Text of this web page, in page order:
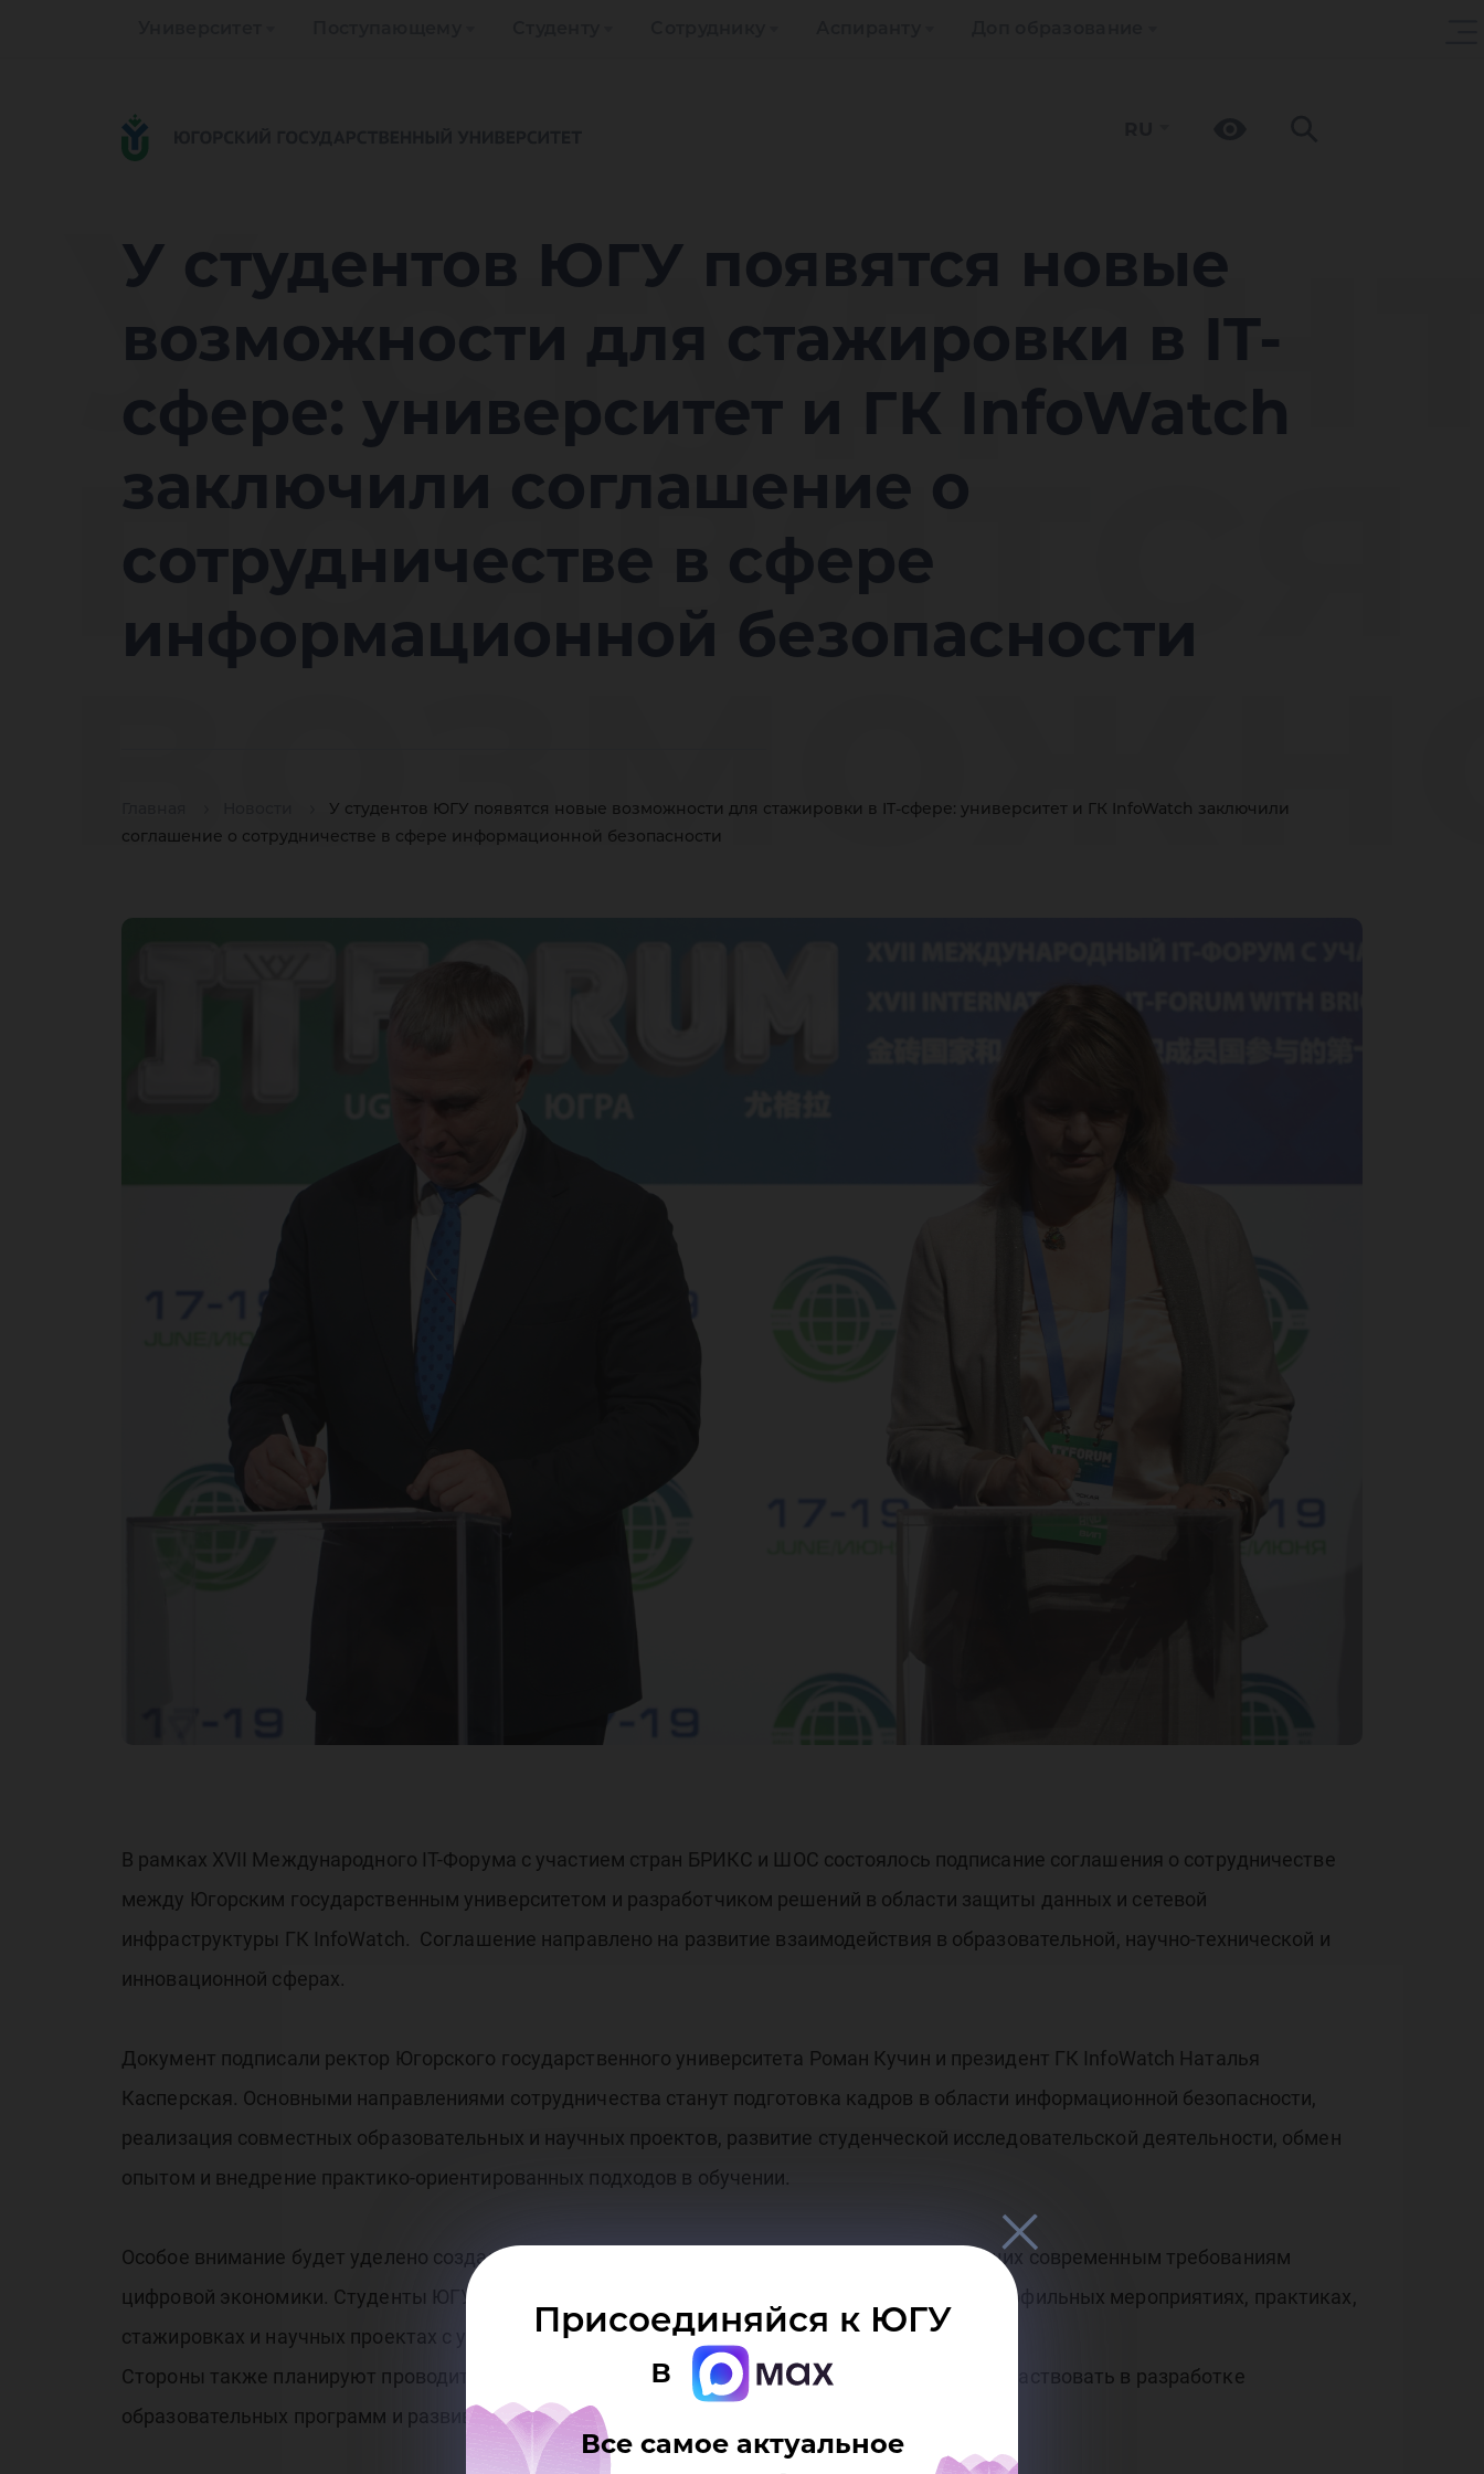
У студентов ЮГУ появятся новые
возможности для стажировки в IT-
сфере: университет и ГК InfoWatch
заключили соглашение о
сотрудничестве в сфере
информационной безопасности
У студентов ЮГУ появятся новые возможности для стажировки в IT-сфере: университет и ГК InfoWatch заключили
соглашение о сотрудничестве в сфере информационной безопасности
У
сфере:
Присоединяйся к ЮГУ
в
Все самое актуальное
В рамках XVII Международного IT-Форума с участием стран БРИКС и ШОС состоялось подписание соглашения о сотрудничестве
между Югорским государственным университетом и разработчиком решений в области защиты данных и сетевой
инфраструктуры ГК InfoWatch. Соглашение направлено на развитие взаимодействия в образовательной, научно-технической и
инновационной сферах.
Документ подписали ректор Югорского государственного университета Роман Кучин и президент ГК InfoWatch Наталья
Касперская. Основными направлениями сотрудничества станут подготовка кадров в области информационной безопасности,
реализация совместных образовательных и научных проектов, развитие студенческой исследовательской деятельности, обмен
опытом и внедрение практико-ориентированных подходов в обучении.
Особое внимание будет уделено созданию условий для подготовки специалистов, отвечающих современным требованиям
цифровой экономики. Студенты ЮГУ получат дополнительные возможности для участия в профильных мероприятиях, практиках,
стажировках и научных проектах с участием ведущих экспертов области.
Стороны также планируют проводить совместные конференции, семинары, мастер-классы, участвовать в разработке
образовательных программ и развивать взаимодействие между университетом и индустрией.